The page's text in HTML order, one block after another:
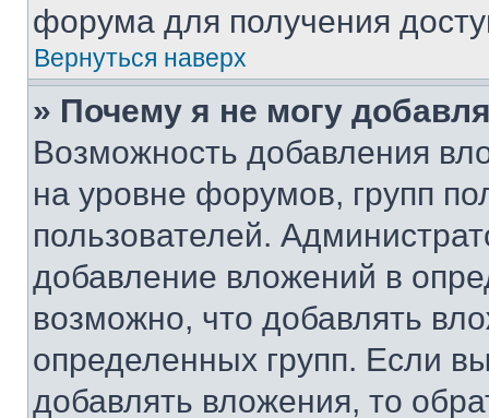
форума для получения
Вернуться наверх
» Почему я не могу
Возможность добавления
на уровне форумов, групп
пользователей.
добавление вложений в
возможно, что добавлять
определенных групп. Если
добавлять вложения, то